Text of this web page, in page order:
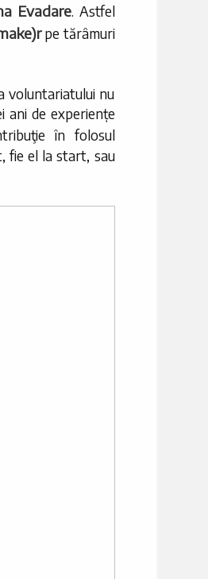
Evadare. Astfel
pe tărâmuri
voluntariatului nu
ani de experiențe
în folosul
fie el la start, sau